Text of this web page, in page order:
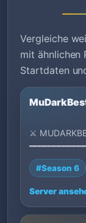
Vergleiche
mit ähnlichen
Startdaten
⚔
Reset
#Season 6
Server